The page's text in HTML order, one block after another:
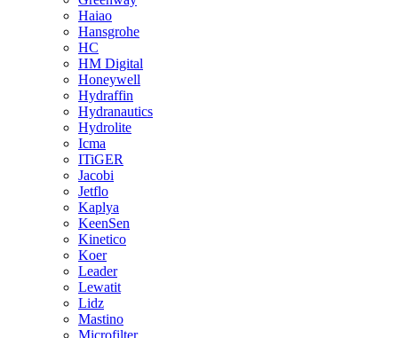
Haiao
Hansgrohe
HC
HM Digital
Honeywell
Hydraffin
Hydranautics
Hydrolite
Icma
ITiGER
Jacobi
Jetflo
Kaplya
KeenSen
Kinetico
Koer
Leader
Lewatit
Lidz
Mastino
Microfilter